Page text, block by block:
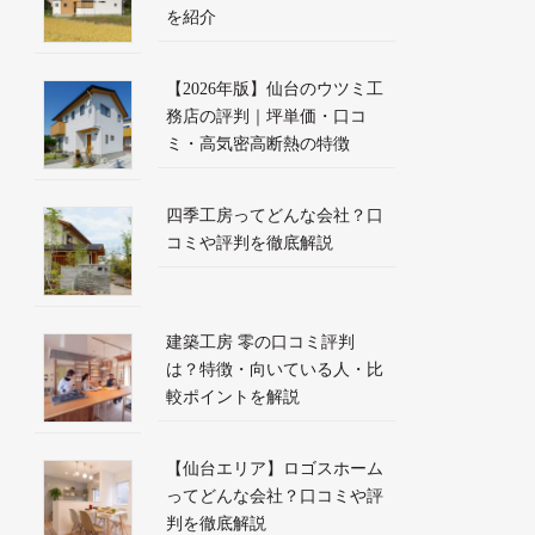
を紹介
【2026年版】仙台のウツミ工
務店の評判｜坪単価・口コ
ミ・高気密高断熱の特徴
四季工房ってどんな会社？口
コミや評判を徹底解説
建築工房 零の口コミ評判
は？特徴・向いている人・比
較ポイントを解説
【仙台エリア】ロゴスホーム
ってどんな会社？口コミや評
判を徹底解説